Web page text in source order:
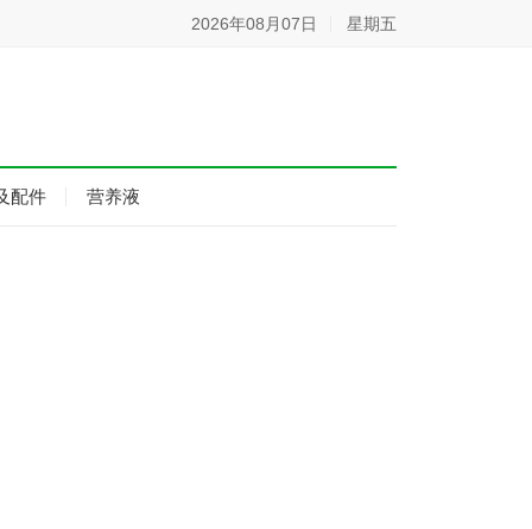
2026年08月07日 星期五
配件 营养液